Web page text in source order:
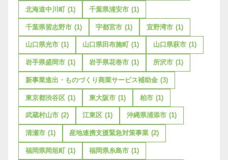
北海道中川町 (1) 千葉県浦安市 (1)
千葉県習志野市 (1) 宇都宮市 (1) 宜野湾市 (1)
山口県光市 (1) 山口県田布施町 (1) 山口県萩市 (1)
岩手県盛岡市 (1) 岩手県花巻市 (1) 所沢市 (1)
新事業進出・ものづくり商業サービス補助金 (3)
東京都渋谷区 (1) 東大阪市 (1) 柏市 (1)
武蔵村山市 (2) 江東区 (1) 沖縄県浦添市 (1)
清瀬市 (1) 産地連携支援緊急対策事業 (2)
福岡県岡垣町 (1) 福岡県糸島市 (1)